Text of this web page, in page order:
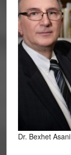
Dr. Bexhet Asani